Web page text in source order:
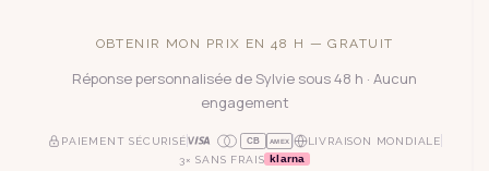
OBTENIR MON PRIX EN 48 H — GRATUIT
Réponse personnalisée de Sylvie sous 48 h · Aucun
engagement
PAIEMENT SÉCURISÉ CB AMEX
LIVRAISON MONDIALE
3× SANS FRAIS klarna